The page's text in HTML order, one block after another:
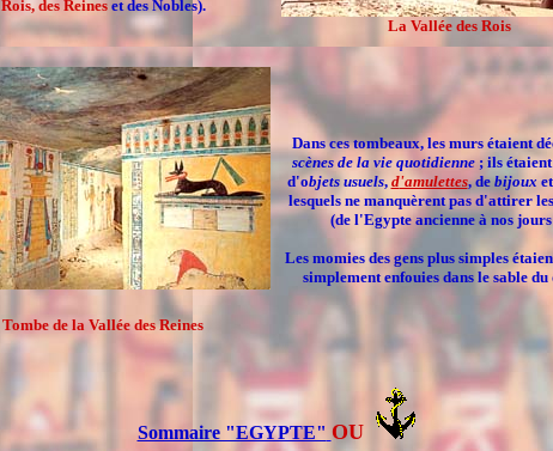
Rois, des Reineset des Nobles).
La Vallée des Rois
Tombe de la Vallée des Reines
Dans ces tombeaux, les murs étaient
scènes de la vie quotidienne ; ils
d'objets usuels, d'amulettes,de bijoux et
lesquels ne manquèrent pas d'attirer
(de l'Egypte ancienne à nos
Les momies des gens plus simples
simplement enfouies dans le sable du
Sommaire "EGYPTE" OU